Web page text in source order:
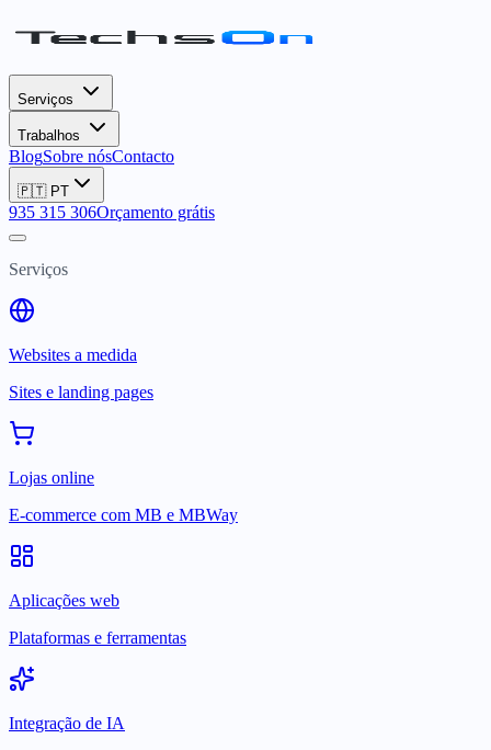
Serviços
Trabalhos
BlogSobre nósContacto
🇵🇹 PT
935 315 306Orçamento grátis
Serviços
Websites a medida
Sites e landing pages
Lojas online
E-commerce com MB e MBWay
Aplicações web
Plataformas e ferramentas
Integração de IA